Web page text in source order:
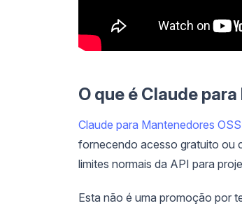
O que é Claude
Claude para Mantenedores OSS
fornecendo acesso gratuito ou
limites normais da API para
Esta não é uma promoção por